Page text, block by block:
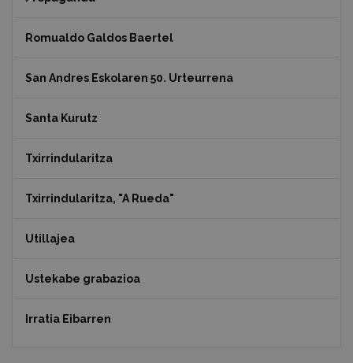
Romualdo Galdos Baertel
San Andres Eskolaren 50. Urteurrena
Santa Kurutz
Txirrindularitza
Txirrindularitza, "A Rueda"
Utillajea
Ustekabe grabazioa
Irratia Eibarren